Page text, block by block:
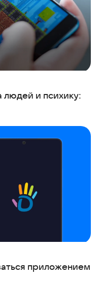
людей и психику:
приложением